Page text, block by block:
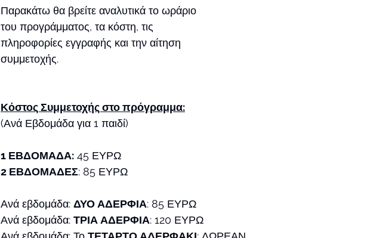
Παρακάτω θα βρείτε αναλυτικά το ωράριο
του προγράμματος, τα κόστη, τις
πληροφορίες εγγραφής και την αίτηση
συμμετοχής.
Κόστος Συμμετοχής στο πρόγραμμα:
(Ανά Εβδομάδα για 1 παιδί)
1 ΕΒΔΟΜΑΔΑ: 45 ΕΥΡΩ
2 ΕΒΔΟΜΑΔΕΣ: 85 ΕΥΡΩ
Ανά εβδομάδα: ΔΥΟ ΑΔΕΡΦΙΑ: 85 ΕΥΡΩ
Ανά εβδομάδα: ΤΡΙΑ ΑΔΕΡΦΙΑ: 120 ΕΥΡΩ